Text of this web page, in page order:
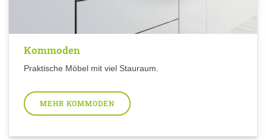
Kommoden
Praktische Möbel mit viel Stauraum.
MEHR KOMMODEN